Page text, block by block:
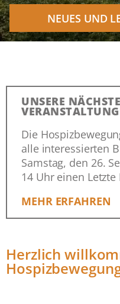
NEUES UND
UNSERE
Die
alle interessierten
Samstag, den 26.
14 Uhr einen
MEHR ERFAHREN
Herzlich